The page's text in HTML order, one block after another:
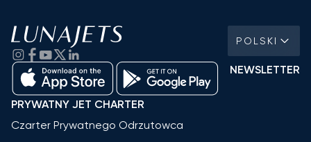
POLSKI
NEWSLETTER
PRYWATNY JET CHARTER
Czarter Prywatnego Odrzutowca